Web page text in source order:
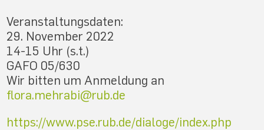
Veranstaltungsdaten:
29. November 2022
14-15 Uhr (s.t.)
GAFO 05/630
Wir bitten um Anmeldung an
flora.mehrabi@rub.de
https://www.pse.rub.de/dialoge/index.php